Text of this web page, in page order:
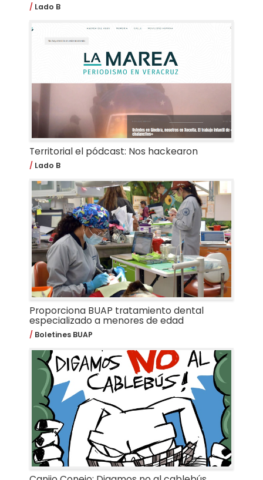
Lado B
Territorial el pódcast: Nos hackearon
Lado B
Proporciona BUAP tratamiento dental
especializado a menores de edad
Boletines BUAP